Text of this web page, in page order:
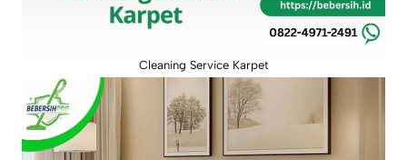
Cleaning Service Karpet